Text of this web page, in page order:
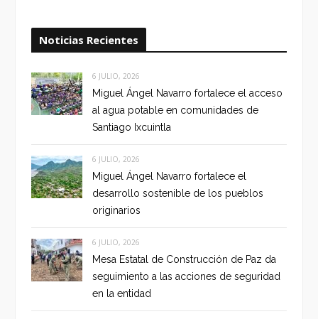
Noticias Recientes
6 JULIO, 2026
Miguel Ángel Navarro fortalece el acceso
al agua potable en comunidades de
Santiago Ixcuintla
6 JULIO, 2026
Miguel Ángel Navarro fortalece el
desarrollo sostenible de los pueblos
originarios
6 JULIO, 2026
Mesa Estatal de Construcción de Paz da
seguimiento a las acciones de seguridad
en la entidad